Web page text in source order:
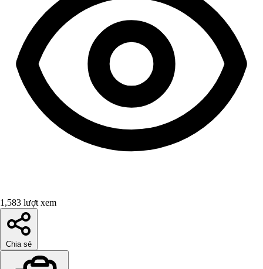
1,583 lượt xem
Chia sẻ